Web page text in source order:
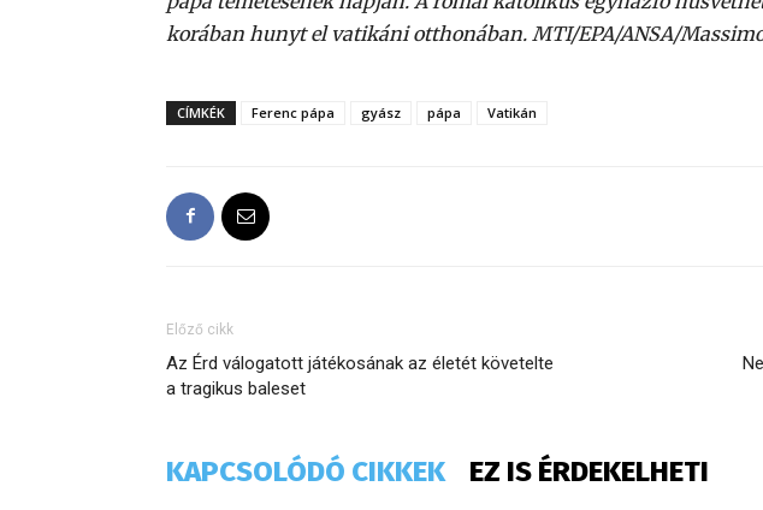
korában hunyt el vatikáni otthonában. MTI/EPA/ANSA/
CÍMKÉK Ferenc pápa gyász pápa Vatikán
Előző cikk
Az Érd válogatott játékosának az életét követelte
a tragikus baleset
KAPCSOLÓDÓ CIKKEK EZ IS ÉRDEKELHETI